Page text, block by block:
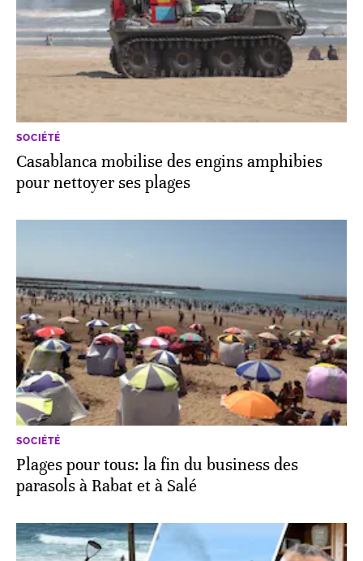
SOCIÉTÉ
Casablanca mobilise des engins amphibies
pour nettoyer ses plages
SOCIÉTÉ
Plages pour tous: la fin du business des
parasols à Rabat et à Salé